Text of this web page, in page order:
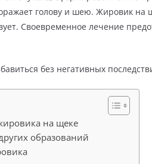
голову и шею. Жировик на
Своевременное лечение
на щеке
образований